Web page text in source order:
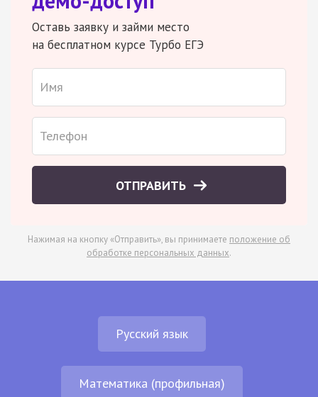
Оставь заявку и займи место
на бесплатном курсе Турбо ЕГЭ
ОТПРАВИТЬ
Нажимая на кнопку «Отправить», вы принимаете положение об
обработке персональных данных.
Русский язык
Математика (профильная)